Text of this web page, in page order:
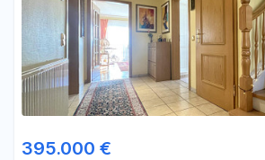
-
Filter für
395.000 €